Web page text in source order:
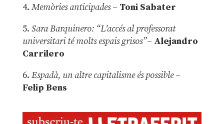
4. Memòries anticipades– Toni Sabater
5. Sara Barquinero: “L’accés al professorat
universitari té molts espais grisos”– Alejandro
Carrilero
6. Espadà, un altre capitalisme és possible –
Felip Bens